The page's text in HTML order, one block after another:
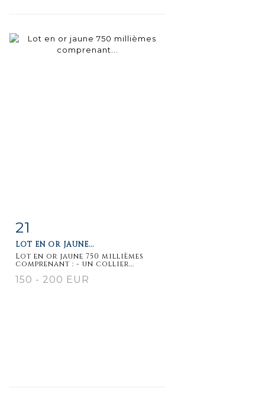
Item detail
21
LOT EN OR JAUNE...
Lot en or jaune 750 millièmes
comprenant : - un collier...
150 - 200 EUR